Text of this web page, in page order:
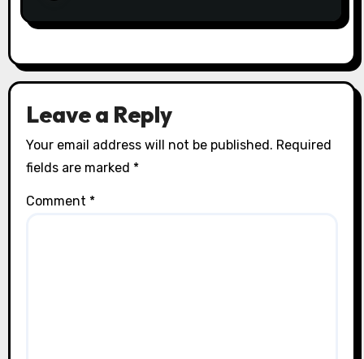
Leave a Reply
Your email address will not be published. Required
fields are marked *
Comment *